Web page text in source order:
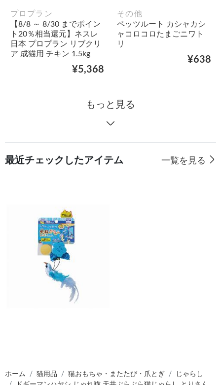
プロプラン
【8/8 ～ 8/30 までポイン
ト20％相当還元】ネスレ
日本 プロプラン リブクリ
ア 成猫用 チキン 1.5kg
¥5,368
その他
ペッツルート カシャカシ
ャコロコロたまごニワト
リ
¥638
もっと見る
最近チェックしたアイテム 一覧を見る
ホーム 猫用品 猫おもちゃ・またたび・爪とぎ
じゃらし